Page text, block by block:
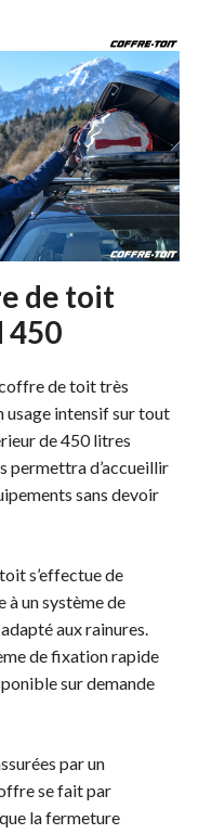
de toit
450
de toit très
usage intensif sur tout
de 450 litres
permettra d’accueillir
sans devoir
s’effectue de
à un système de
aux rainures.
de fixation rapide
sur demande
par un
se fait par
la fermeture